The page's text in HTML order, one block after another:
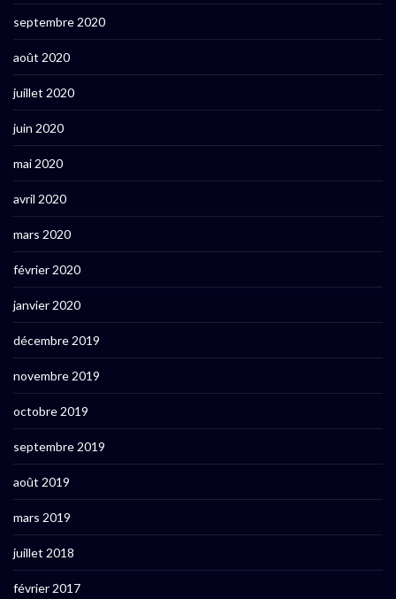
septembre 2020
août 2020
juillet 2020
juin 2020
mai 2020
avril 2020
mars 2020
février 2020
janvier 2020
décembre 2019
novembre 2019
octobre 2019
septembre 2019
août 2019
mars 2019
juillet 2018
février 2017